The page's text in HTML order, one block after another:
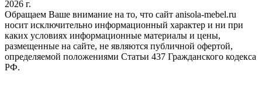
2026 г.
Обращаем Ваше внимание на то, что сайт anisola-mebel.ru
носит исключительно информационный характер и ни при
каких условиях информационные материалы и цены,
размещенные на сайте, не являются публичной офертой,
определяемой положениями Статьи 437 Гражданского кодекса
РФ.